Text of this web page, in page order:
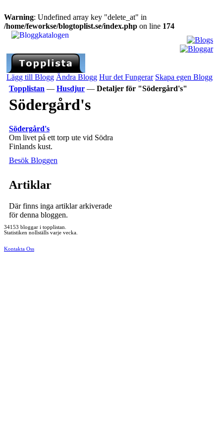
Warning: Undefined array key "delete_at" in
/home/feworkse/blogtoplist.se/index.php on line 174
Lägg till Blogg Ändra Blogg Hur det Fungerar Skapa egen Blogg
Topplistan — Husdjur — Detaljer för "Södergård's"
Södergård's
Södergård's
Om livet på ett torp ute vid Södra
Finlands kust.
Besök Bloggen
Artiklar
Där finns inga artiklar arkiverade
för denna bloggen.
34153 bloggar i topplistan.
Statistiken nollställs varje vecka.
Kontakta Oss